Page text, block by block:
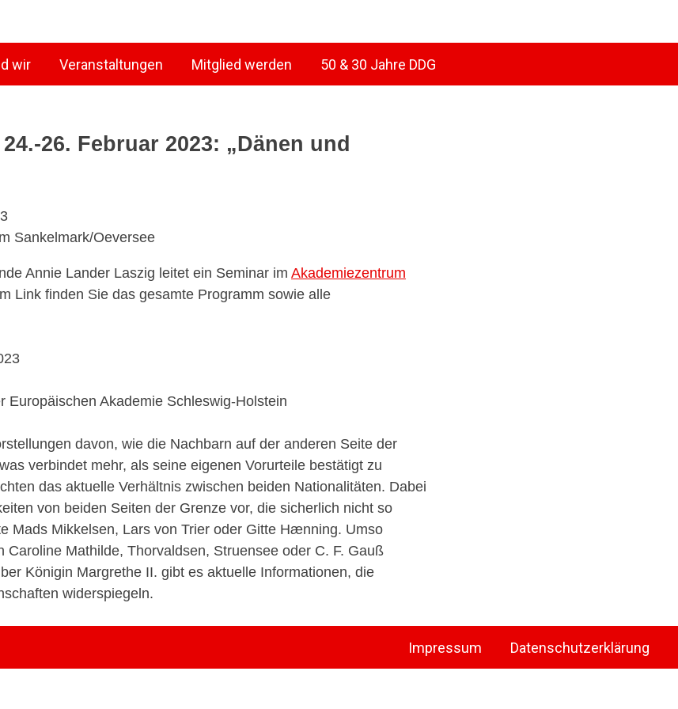
wir Veranstaltungen Mitglied werden 50 & 30 Jahre DDG
26. Februar 2023: „Dänen und
Sankelmark/Oeversee
Annie Lander Laszig leitet ein Seminar im Akademiezentrum
Link finden Sie das gesamte Programm sowie alle
Europäischen Akademie Schleswig-Holstein
davon, wie die Nachbarn auf der anderen Seite der
verbindet mehr, als seine eigenen Vorurteile bestätigt zu
das aktuelle Verhältnis zwischen beiden Nationalitäten. Dabei
von beiden Seiten der Grenze vor, die sicherlich nicht so
Mads Mikkelsen, Lars von Trier oder Gitte Hænning. Umso
Caroline Mathilde, Thorvaldsen, Struensee oder C. F. Gauß
Königin Margrethe II. gibt es aktuelle Informationen, die
widerspiegeln.
Impressum Datenschutzerklärung